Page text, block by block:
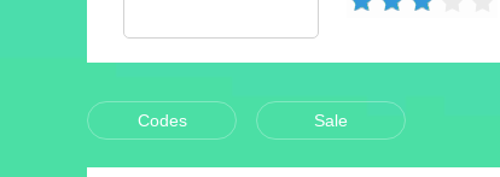
Codes Sale